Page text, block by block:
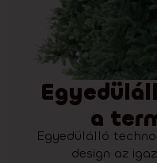
a
Egyedülálló
design az